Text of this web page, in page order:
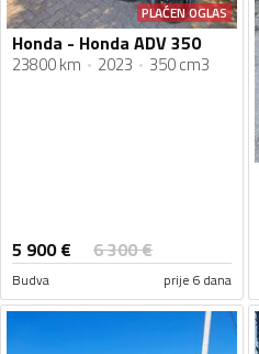
PLAĆEN OGLAS
Honda - Honda ADV 350
23800 km 2023 350 cm3
5 900€ 6 300€
Budva prije 6 dana